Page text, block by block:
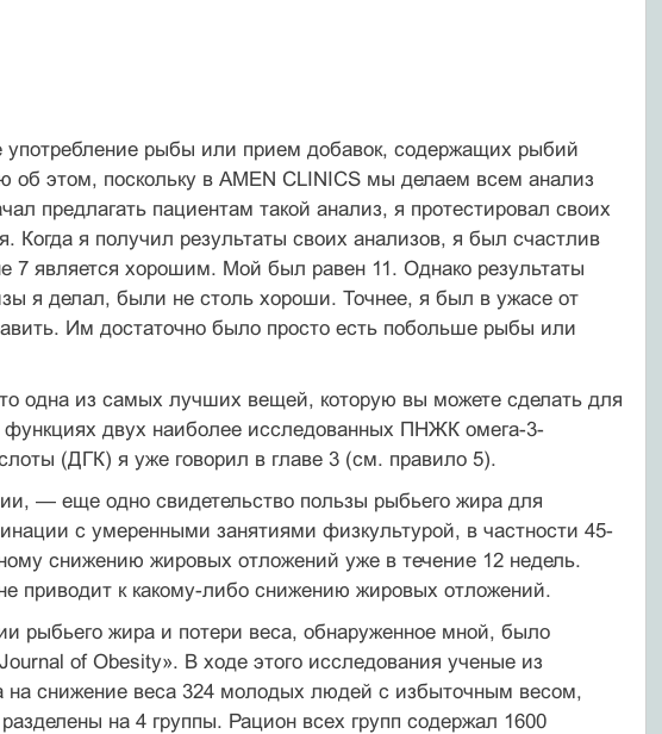
рыбы или прием добавок, содержащих рыбий
этом, поскольку в AMEN CLINICS мы делаем всем анализ
предлагать пациентам такой анализ, я протестировал своих
Когда я получил результаты своих анализов, я был счастлив
7 является хорошим. Мой был равен 11. Однако результаты
я делал, были не столь хороши. Точнее, я был в ужасе от
Им достаточно было просто есть побольше рыбы или
одна из самых лучших вещей, которую вы можете сделать для
двух наиболее исследованных ПНЖК омега-3-
(ДГК) я уже говорил в главе 3 (см. правило 5).
— еще одно свидетельство пользы рыбьего жира для
с умеренными занятиями физкультурой, в частности 45-
снижению жировых отложений уже в течение 12 недель.
приводит к какому-либо снижению жировых отложений.
рыбьего жира и потери веса, обнаруженное мной, было
of Obesity». В ходе этого исследования ученые из
снижение веса 324 молодых людей с избыточным весом,
на 4 группы. Рацион всех групп содержал 1600